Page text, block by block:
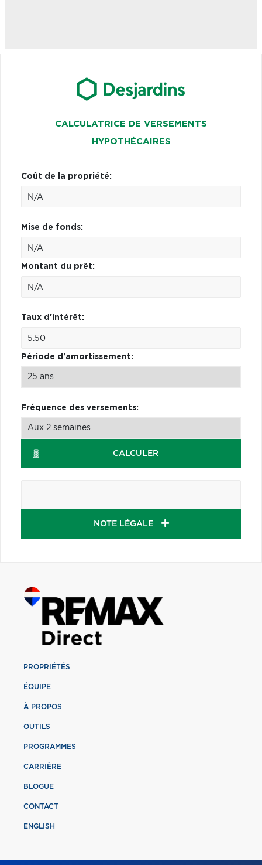
CALCULATRICE DE VERSEMENTS
HYPOTHÉCAIRES
Coût de la propriété:
Mise de fonds:
Montant du prêt:
Taux d'intérêt:
Période d'amortissement:
Fréquence des versements:
CALCULER
NOTE LÉGALE
PROPRIÉTÉS
ÉQUIPE
À PROPOS
OUTILS
PROGRAMMES
CARRIÈRE
BLOGUE
CONTACT
ENGLISH